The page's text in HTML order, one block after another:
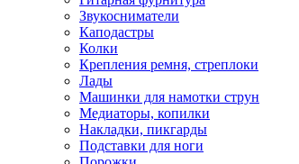
Звукосниматели
Каподастры
Колки
Крепления ремня, стреплоки
Лады
Машинки для намотки струн
Медиаторы, копилки
Накладки, пикгарды
Подставки для ноги